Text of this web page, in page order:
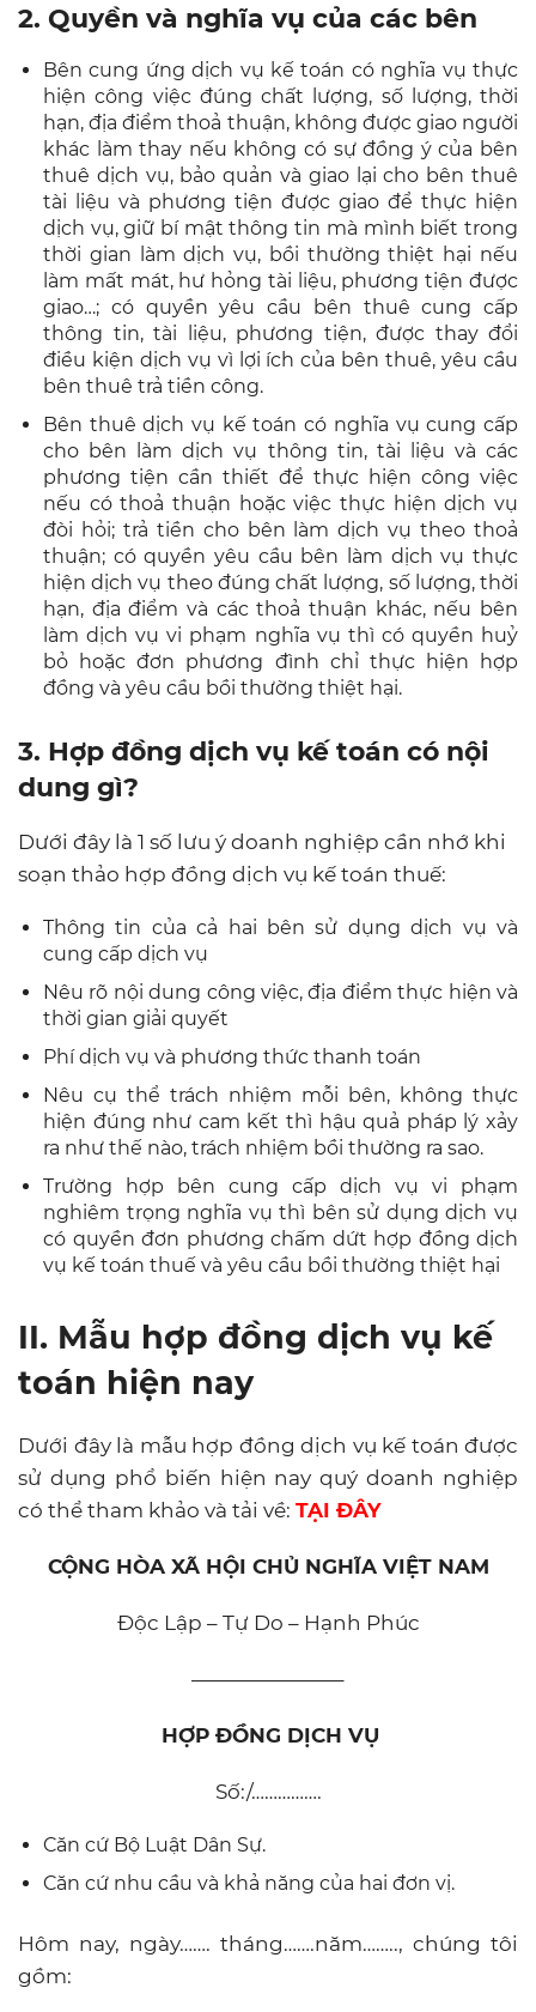
2. Quyền và nghĩa vụ của các bên
Bên cung ứng dịch vụ kế toán có nghĩa vụ thực
hiện công việc đúng chất lượng, số lượng, thời
hạn, địa điểm thoả thuận, không được giao người
khác làm thay nếu không có sự đồng ý của bên
thuê dịch vụ, bảo quản và giao lại cho bên thuê
tài liệu và phương tiện được giao để thực hiện
dịch vụ, giữ bí mật thông tin mà mình biết trong
thời gian làm dịch vụ, bồi thường thiệt hại nếu
làm mất mát, hư hỏng tài liệu, phương tiện được
giao…; có quyền yêu cầu bên thuê cung cấp
thông tin, tài liệu, phương tiện, được thay đổi
điều kiện dịch vụ vì lợi ích của bên thuê, yêu cầu
bên thuê trả tiền công.
Bên thuê dịch vụ kế toán có nghĩa vụ cung cấp
cho bên làm dịch vụ thông tin, tài liệu và các
phương tiện cần thiết để thực hiện công việc
nếu có thoả thuận hoặc việc thực hiện dịch vụ
đòi hỏi; trả tiền cho bên làm dịch vụ theo thoả
thuận; có quyền yêu cầu bên làm dịch vụ thực
hiện dịch vụ theo đúng chất lượng, số lượng, thời
hạn, địa điểm và các thoả thuận khác, nếu bên
làm dịch vụ vi phạm nghĩa vụ thì có quyền huỷ
bỏ hoặc đơn phương đình chỉ thực hiện hợp
đồng và yêu cầu bồi thường thiệt hại.
3. Hợp đồng dịch vụ kế toán có nội
dung gì?
Dưới đây là 1 số lưu ý doanh nghiệp cần nhớ khi
soạn thảo hợp đồng dịch vụ kế toán thuế:
Thông tin của cả hai bên sử dụng dịch vụ và
cung cấp dịch vụ
Nêu rõ nội dung công việc, địa điểm thực hiện và
thời gian giải quyết
Phí dịch vụ và phương thức thanh toán
Nêu cụ thể trách nhiệm mỗi bên, không thực
hiện đúng như cam kết thì hậu quả pháp lý xảy
ra như thế nào, trách nhiệm bồi thường ra sao.
Trường hợp bên cung cấp dịch vụ vi phạm
nghiêm trọng nghĩa vụ thì bên sử dụng dịch vụ
có quyền đơn phương chấm dứt hợp đồng dịch
vụ kế toán thuế và yêu cầu bồi thường thiệt hại
II. Mẫu hợp đồng dịch vụ kế
toán hiện nay
Dưới đây là mẫu hợp đồng dịch vụ kế toán được
sử dụng phổ biến hiện nay quý doanh nghiệp
có thể tham khảo và tải về: TẠI ĐÂY
CỘNG HÒA XÃ HỘI CHỦ NGHĨA VIỆT NAM
Độc Lập – Tự Do – Hạnh Phúc
———————–
HỢP ĐỒNG DỊCH VỤ
Số:/…………….
Căn cứ Bộ Luật Dân Sự.
Căn cứ nhu cầu và khả năng của hai đơn vị.
Hôm nay, ngày……. tháng…….năm…….., chúng tôi
gồm: